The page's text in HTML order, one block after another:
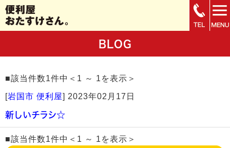
BLOG
■該当件数1件中＜1 ～ 1を表示＞
[岩国市 便利屋] 2023年02月17日
新しいチラシ☆
■該当件数1件中＜1 ～ 1を表示＞